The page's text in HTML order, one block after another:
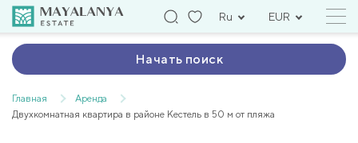
Ru EUR
Начать поиск
Главная
Аренда
Двухкомнатная квартира в районе Кестель в 50 м от пляжа